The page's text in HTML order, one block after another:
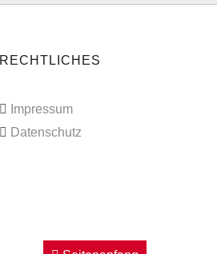
RECHTLICHES
Impressum
Datenschutz